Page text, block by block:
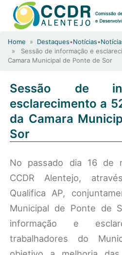
Home » Destaques•Notícias•
» Sessão de informação e
Camara Municipal de Ponte de Sor
Sessão de
esclarecimento a
da Camara
Sor
No passado dia 16 de
CCDR Alentejo,
Qualifica AP,
Municipal de Ponte de
informação e
trabalhadores do